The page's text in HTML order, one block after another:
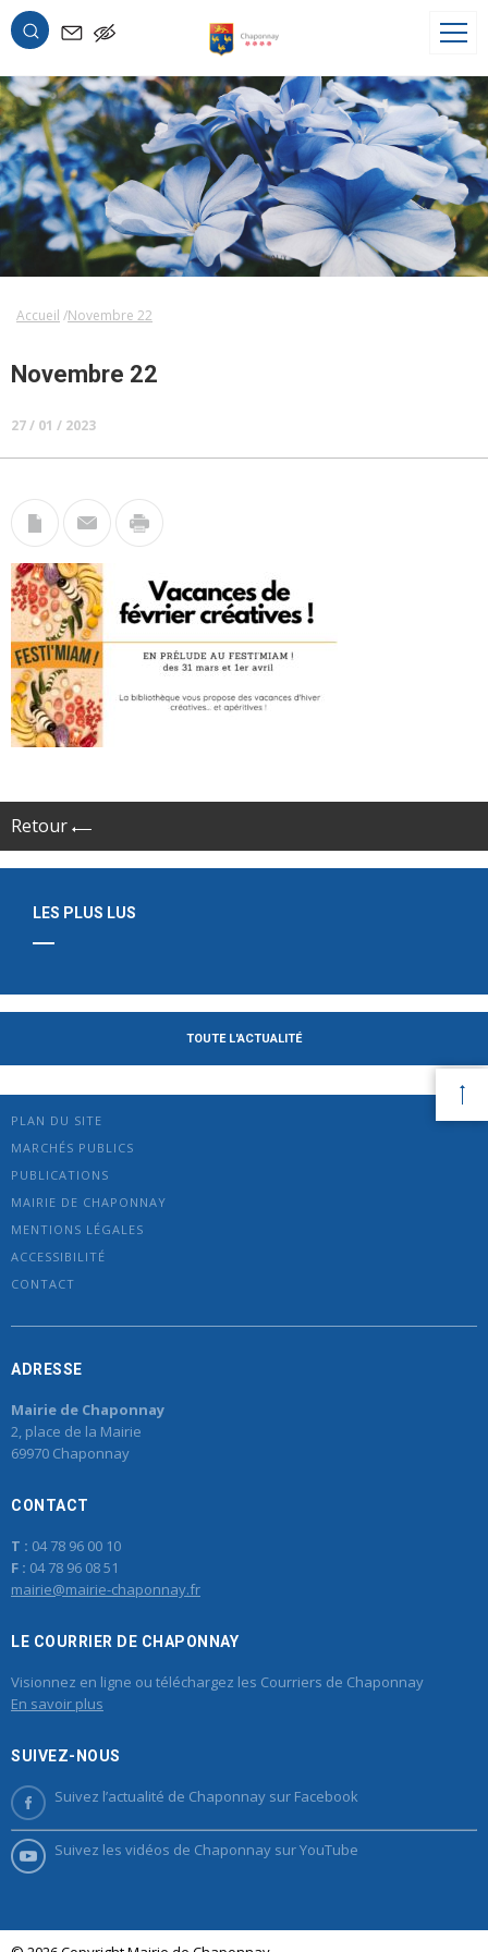
OK
Accueil Novembre 22
Novembre 22
27 / 01 / 2023
Retour
LES PLUS LUS
TOUTE L'ACTUALITÉ
PLAN DU SITE
MARCHÉS PUBLICS
PUBLICATIONS
MAIRIE DE CHAPONNAY
MENTIONS LÉGALES
ACCESSIBILITÉ
CONTACT
ADRESSE
Mairie de Chaponnay
2, place de la Mairie
69970 Chaponnay
CONTACT
T : 04 78 96 00 10
F : 04 78 96 08 51
mairie@mairie-chaponnay.fr
LE COURRIER DE CHAPONNAY
Visionnez en ligne ou téléchargez les Courriers de Chaponnay
En savoir plus
SUIVEZ-NOUS
Suivez l’actualité de Chaponnay sur Facebook
Suivez les vidéos de Chaponnay sur YouTube